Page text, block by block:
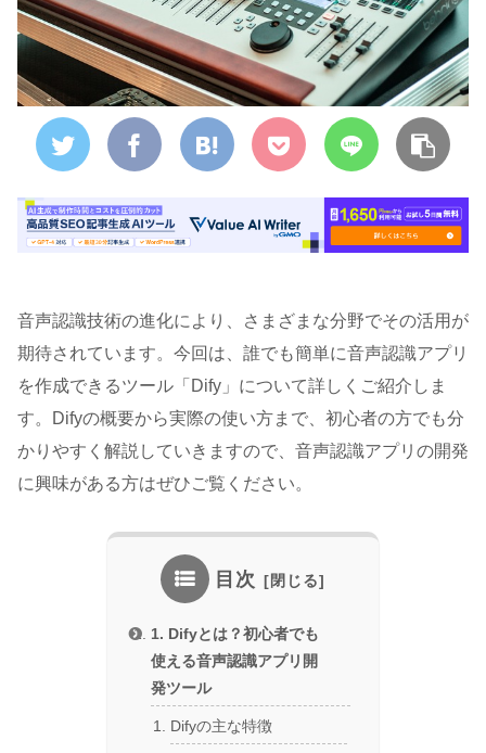
音声認識技術の進化により、さまざまな分野でその活用が
期待されています。今回は、誰でも簡単に音声認識アプリ
を作成できるツール「Dify」について詳しくご紹介しま
す。Difyの概要から実際の使い方まで、初心者の方でも分
かりやすく解説していきますので、音声認識アプリの開発
に興味がある方はぜひご覧ください。
目次
1. Difyとは？初心者でも
使える音声認識アプリ開
発ツール
Difyの主な特徴